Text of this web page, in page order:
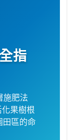
指
施肥法
果樹根
區的命